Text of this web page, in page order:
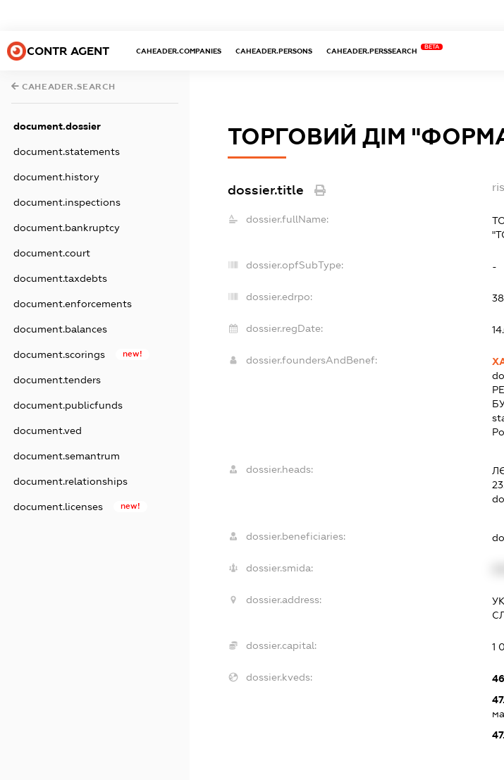
CONTR AGENT CAHEADER.COMPANIES CAHEADER.PERSONS CAHEADER.PERSSEARCH
BETA
CAHEADER.SEARCH
document.dossier
document.statements
document.history
document.inspections
document.bankruptcy
document.court
document.taxdebts
document.enforcements
document.balances
document.scorings new!
document.tenders
document.publicfunds
document.ved
document.semantrum
document.relationships
document.licenses new!
ТОРГОВИЙ ДІМ
dossier.title
dossier.fullName:
dossier.opfSubType: -
dossier.edrpo:
dossier.regDate:
dossier.foundersAndBenef:
dossier.heads:
dossier.beneficiaries:
dossier.smida:
dossier.address:
dossier.capital: 1
dossier.kveds: